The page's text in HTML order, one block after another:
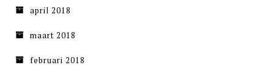
april 2018
maart 2018
februari 2018